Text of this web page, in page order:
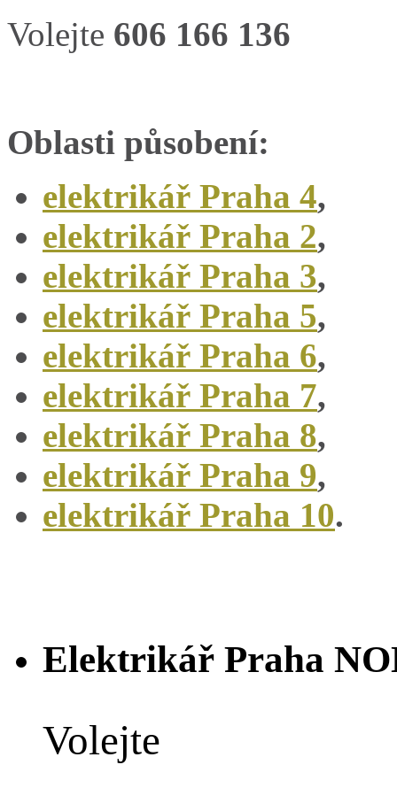
Volejte 606 166 136
Oblasti působení:
elektrikář Praha 4,
elektrikář Praha 2,
elektrikář Praha 3,
elektrikář Praha 5,
elektrikář Praha 6,
elektrikář Praha 7,
elektrikář Praha 8,
elektrikář Praha 9,
elektrikář Praha 10.
Elektrikář Praha
Volejte